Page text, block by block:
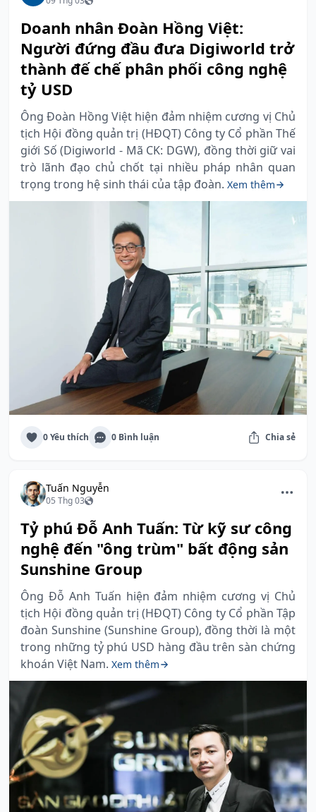
Doanh nhân Đoàn Hồng Việt:
Người đứng đầu đưa Digiworld trở
thành đế chế phân phối công nghệ
tỷ USD
Ông Đoàn Hồng Việt hiện đảm nhiệm cương vị Chủ
tịch Hội đồng quản trị (HĐQT) Công ty Cổ phần Thế
giới Số (Digiworld - Mã CK: DGW), đồng thời giữ vai
trò lãnh đạo chủ chốt tại nhiều pháp nhân quan
trọng trong hệ sinh thái của tập đoàn. Xem thêm
0 Yêu thích 0 Bình luận Chia sẻ
Tuấn Nguyễn
05 Thg 03
Tỷ phú Đỗ Anh Tuấn: Từ kỹ sư công
nghệ đến "ông trùm" bất động sản
Sunshine Group
Ông Đỗ Anh Tuấn hiện đảm nhiệm cương vị Chủ
tịch Hội đồng quản trị (HĐQT) Công ty Cổ phần Tập
đoàn Sunshine (Sunshine Group), đồng thời là một
trong những tỷ phú USD hàng đầu trên sàn chứng
khoán Việt Nam. Xem thêm